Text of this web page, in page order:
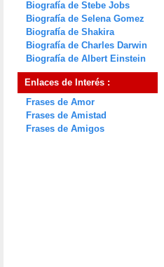
Biografía de Stebe Jobs
Biografía de Selena Gomez
Biografía de Shakira
Biografía de Charles Darwin
Biografía de Albert Einstein
Enlaces de Interés :
Frases de Amor
Frases de Amistad
Frases de Amigos